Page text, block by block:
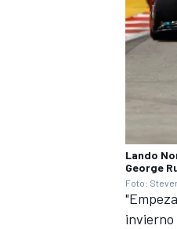
Lando
George
Foto:
invierno